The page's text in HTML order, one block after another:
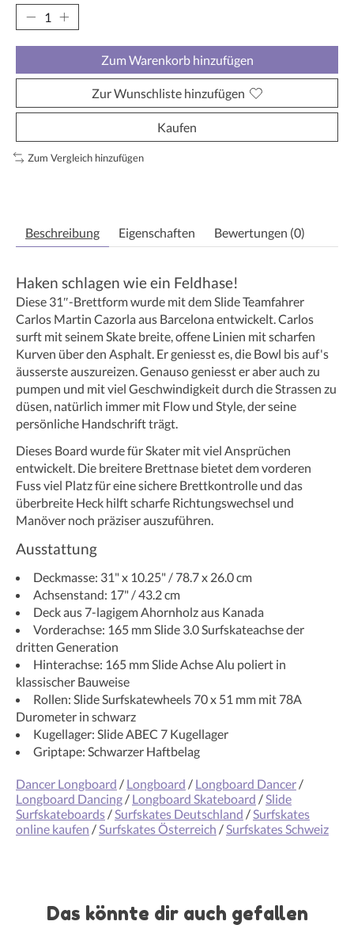
Zum Warenkorb hinzufügen
Zur Wunschliste hinzufügen
Kaufen
Zum Vergleich hinzufügen
Beschreibung Eigenschaften Bewertungen (0)
Haken schlagen wie ein Feldhase!
Diese 31″-Brettform wurde mit dem Slide Teamfahrer
Carlos Martin Cazorla aus Barcelona entwickelt. Carlos
surft mit seinem Skate breite, offene Linien mit scharfen
Kurven über den Asphalt. Er geniesst es, die Bowl bis auf's
äusserste auszureizen. Genauso geniesst er aber auch zu
pumpen und mit viel Geschwindigkeit durch die Strassen zu
düsen, natürlich immer mit Flow und Style, der seine
persönliche Handschrift trägt.
Dieses Board wurde für Skater mit viel Ansprüchen
entwickelt. Die breitere Brettnase bietet dem vorderen
Fuss viel Platz für eine sichere Brettkontrolle und das
überbreite Heck hilft scharfe Richtungswechsel und
Manöver noch präziser auszuführen.
Ausstattung
Deckmasse: 31" x 10.25" / 78.7 x 26.0 cm
Achsenstand: 17" / 43.2 cm
Deck aus 7-lagigem Ahornholz aus Kanada
Vorderachse: 165 mm Slide 3.0 Surfskateachse der
dritten Generation
Hinterachse: 165 mm Slide Achse Alu poliert in
klassischer Bauweise
Rollen: Slide Surfskatewheels 70 x 51 mm mit 78A
Durometer in schwarz
Kugellager: Slide ABEC 7 Kugellager
Griptape: Schwarzer Haftbelag
Dancer Longboard / Longboard / Longboard Dancer /
Longboard Dancing / Longboard Skateboard / Slide
Surfskateboards / Surfskates Deutschland / Surfskates
online kaufen / Surfskates Österreich / Surfskates Schweiz
Das könnte dir auch gefallen